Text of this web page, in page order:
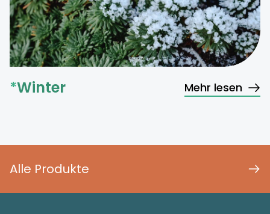
*Winter Mehr lesen
Alle Produkte